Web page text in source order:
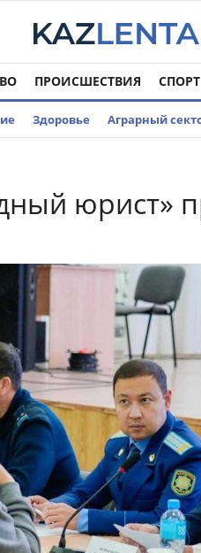
ПРОИСШЕСТВИЯ СПОРТ
Здоровье Аграрный
юрист»